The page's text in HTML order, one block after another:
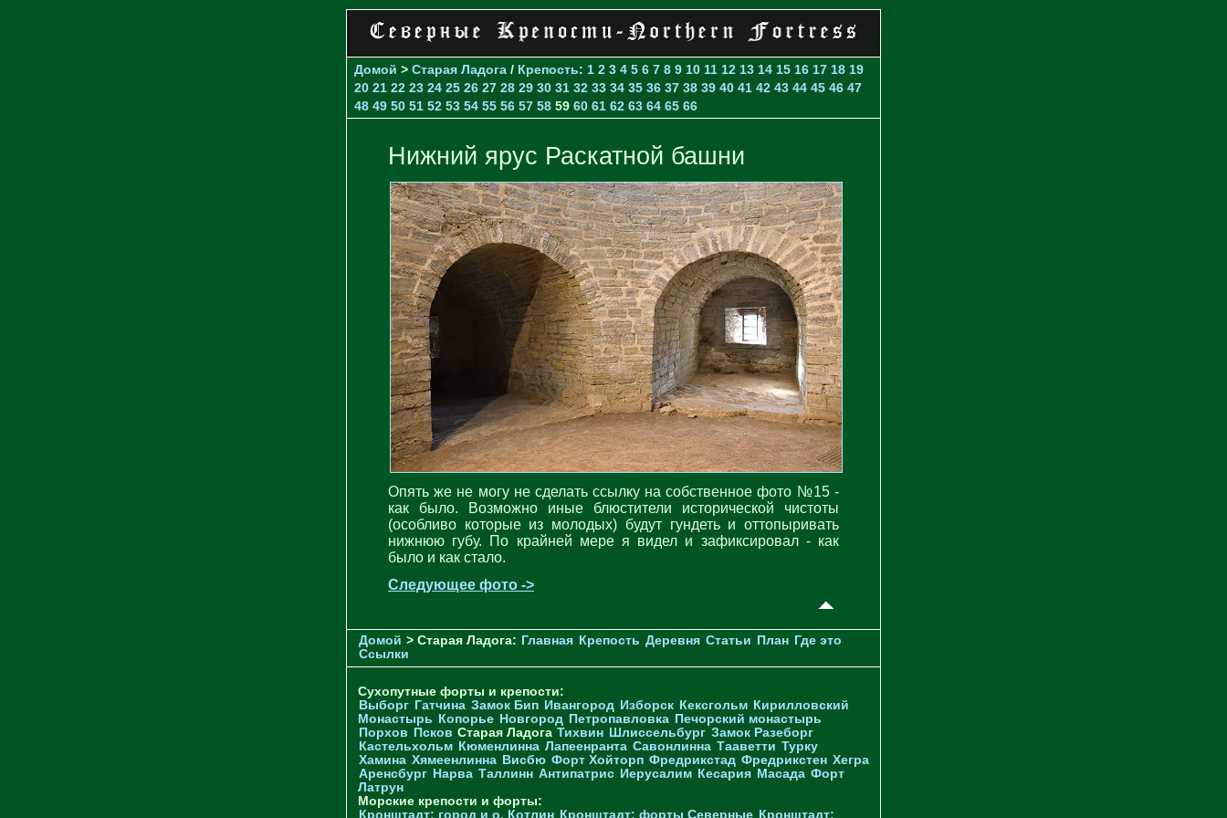
Домой > Старая Ладога / Крепость: 1 2 3 4 5 6 7 8 9 10 11 12 13 14 15 16 17 18 19
20 21 22 23 24 25 26 27 28 29 30 31 32 33 34 35 36 37 38 39 40 41 42 43 44 45 46 47
48 49 50 51 52 53 54 55 56 57 58 59 60 61 62 63 64 65 66
Нижний ярус Раскатной башни
Опять же не могу не сделать ссылку на собственное фото №15 -
как было. Возможно иные блюстители исторической чистоты
(особливо которые из молодых) будут гундеть и оттопыривать
нижнюю губу. По крайней мере я видел и зафиксировал - как
было и как стало.
Следующее фото ->
Домой > Старая Ладога: Главная Крепость Деревня Статьи План Где это
Ссылки
Сухопутные форты и крепости:
Выборг Гатчина Замок Бип Ивангород Изборск Кексгольм Кирилловский
Монастырь
Копорье Новгород Петропавловка Печорcкий монастырь
Порхов
Псков Старая Ладога Тихвин Шлиссельбург Замок Разеборг
Кастельхольм Кюменлинна Лапеенранта Савонлинна Тааветти Турку
Хамина Хямеенлинна Висбю Форт Хойторп Фредрикстад Фредрикстен Хегра
Аренсбург Нарва Таллинн Антипатрис Иерусалим Кесария Масада Форт
Латрун
Морские крепости и форты:
Кронштадт: город и о. Котлин Кронштадт: форты Северные Кронштадт: